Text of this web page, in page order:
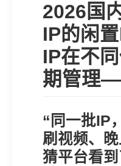
2026国
IP的闲
IP在不
期管理
“同一批IP
刷视频、
猜平台看